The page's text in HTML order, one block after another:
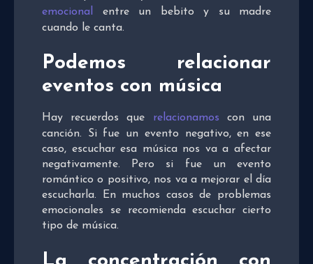
emocional
entre un bebito y su madre
cuando le canta.
Podemos relacionar
eventos con música
Hay recuerdos que relacionamos con una
canción. Si fue un evento negativo, en ese
caso, escuchar esa música nos va a afectar
negativamente. Pero si fue un evento
romántico o positivo, nos va a mejorar el día
escucharla. En muchos casos de problemas
emocionales se recomienda escuchar cierto
tipo de música.